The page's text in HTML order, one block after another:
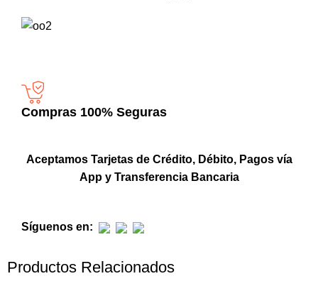
Compras 100% Seguras
Aceptamos Tarjetas de Crédito, Débito, Pagos vía
App y Transferencia Bancaria
Síguenos en:
Productos Relacionados